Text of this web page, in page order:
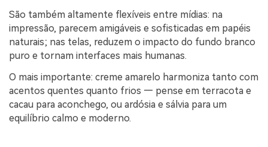
São também altamente flexíveis entre mídias: na
impressão, parecem amigáveis e sofisticadas em papéis
naturais; nas telas, reduzem o impacto do fundo branco
puro e tornam interfaces mais humanas.
O mais importante: creme amarelo harmoniza tanto com
acentos quentes quanto frios — pense em terracota e
cacau para aconchego, ou ardósia e sálvia para um
equilíbrio calmo e moderno.